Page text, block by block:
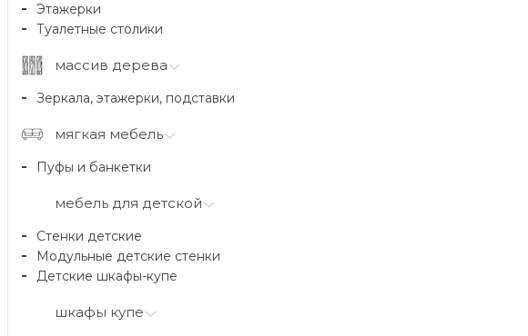
Этажерки
Туалетные столики
массив дерева
Зеркала, этажерки, подставки
мягкая мебель
Пуфы и банкетки
мебель для детской
Стенки детские
Модульные детские стенки
Детские шкафы-купе
шкафы купе